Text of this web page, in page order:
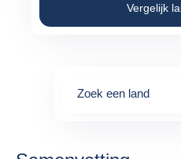
Vergelijk
Zoek een land